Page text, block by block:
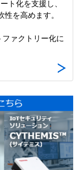
ト化を支援し、
を高めます。
ァクトリー化に